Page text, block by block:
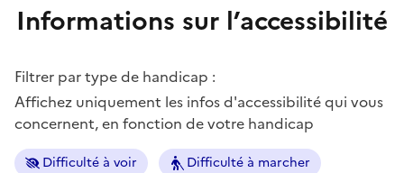
Informations sur l’accessibilité
Filtrer par type de handicap :
Affichez uniquement les infos d'accessibilité qui vous
concernent, en fonction de votre handicap
Difficulté à voir Difficulté à marcher